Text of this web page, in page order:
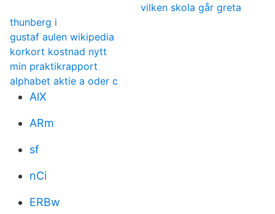
vilken skola går greta
thunberg i
gustaf aulen wikipedia
korkort kostnad nytt
min praktikrapport
alphabet aktie a oder c
AlX
ARm
sf
nCi
ERBw